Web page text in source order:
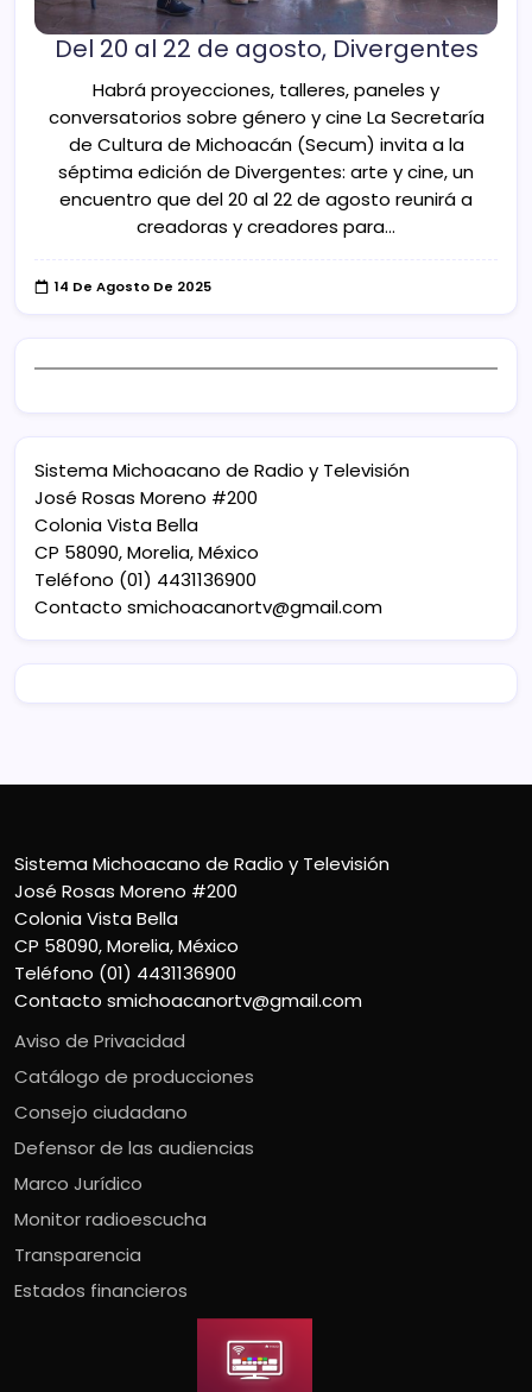
Del 20 al 22 de agosto, Divergentes
Habrá proyecciones, talleres, paneles y
conversatorios sobre género y cine La Secretaría
de Cultura de Michoacán (Secum) invita a la
séptima edición de Divergentes: arte y cine, un
encuentro que del 20 al 22 de agosto reunirá a
creadoras y creadores para…
14 De Agosto De 2025
Sistema Michoacano de Radio y Televisión
José Rosas Moreno #200
Colonia Vista Bella
CP 58090, Morelia, México
Teléfono (01) 4431136900
Contacto smichoacanortv@gmail.com
Sistema Michoacano de Radio y Televisión
José Rosas Moreno #200
Colonia Vista Bella
CP 58090, Morelia, México
Teléfono (01) 4431136900
Contacto smichoacanortv@gmail.com
Aviso de Privacidad
Catálogo de producciones
Consejo ciudadano
Defensor de las audiencias
Marco Jurídico
Monitor radioescucha
Transparencia
Estados financieros